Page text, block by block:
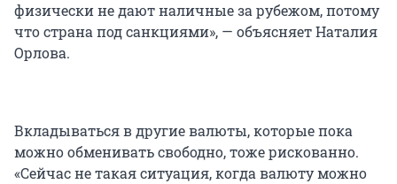
физически не дают наличные за рубежом, потому
что страна под санкциями», — объясняет Наталия
Орлова.
Вкладываться в другие валюты, которые пока
можно обменивать свободно, тоже рискованно.
«Сейчас не такая ситуация, когда валюту можно